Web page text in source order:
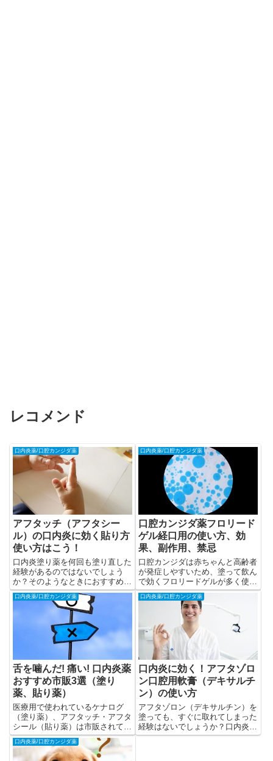
レコメンド
口内炎薬/口腔カンジダ薬
アフタッチ（アフタシー
ル）の口内炎に効く貼り方
使い方はこう！
口内炎塗り薬を何回も塗り直した
経験があるのではないでしょう
か？そのようなときにおすすめし
たい口内炎薬がアフタッチorアフ
タシールです。
口内炎薬/口腔カンジダ薬
口腔カンジダ薬フロリード
ゲル経口用の使い方、効
果、副作用、禁忌
口腔カンジダは赤ちゃんと高齢者
が発症しやすいため、塗って飲ん
で効くフロリードゲルが多く使わ
れます。効果的な使い方を解説し
ます。
口内炎薬/口腔カンジダ薬
舌を噛んだ! 痛い! 口内炎薬
おすすめ市販3選（塗り
薬、貼り薬）
医療用で使われているケナログ
（塗り薬）、アフタッチ・アフタ
シール（貼り薬）は市販されてい
ます。同じ成分・添加物を使って
いるため、安心感が違います。お
すすめです。
口内炎薬/口腔カンジダ薬
口内炎に効く！アフタゾロ
ン口腔用軟膏（デキサルチ
ン）の使い方
アフタゾロン（デキサルチン）を
塗っても、すぐに取れてしまった
経験はないでしょうか？口内炎は
字のごとく口の中の病気であるた
口内炎薬/口腔カンジダ薬